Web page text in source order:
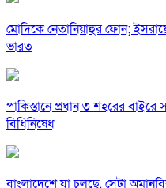
মোদিকে নেতানিয়াহুর ফোন;
ভারত
পাকিস্তানে প্রধান ৩ শহরের
বিধিনিষেধ
বাংলাদেশে যা চলছে, সেটা